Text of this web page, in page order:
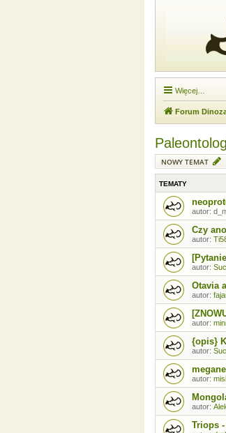
Więcej…
Forum
NOWY TEMAT
TEMATY
autor:
Czy
autor:
autor:
Otavia
autor:
autor:
{opis}
autor:
autor:
autor:
Triops